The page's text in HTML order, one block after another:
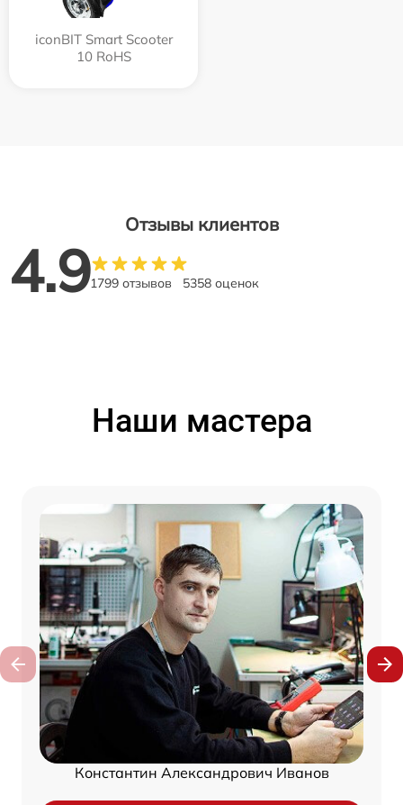
iconBIT Smart Scooter
10 RoHS
Отзывы клиентов
4.91799 отзывов 5358 оценок
Наши мастера
Константин Александрович Иванов